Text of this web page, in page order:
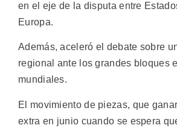
en el eje de la disputa entre
Europa.
Además, aceleró el debate sobre
regional ante los grandes bloques
mundiales.
El movimiento de piezas, que
extra en junio cuando se espera